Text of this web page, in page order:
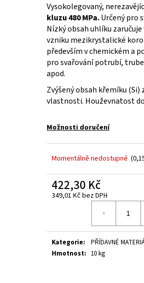
Vysokolegovaný,
kluzu 480 MPa.Určený pro
Nízký obsah uhlíku
vzniku mezikrystalické
především v chemickém a
pro svařování potrubí,
apod.
Zvýšený obsah křemíku (Si)
vlastnosti. Houževnatost do
Možnosti doručení
Momentálně nedostupné
422,30 Kč
349,01 Kč bez DPH
Kategorie:
PŘÍDAVNÉ
Hmotnost: 10 kg